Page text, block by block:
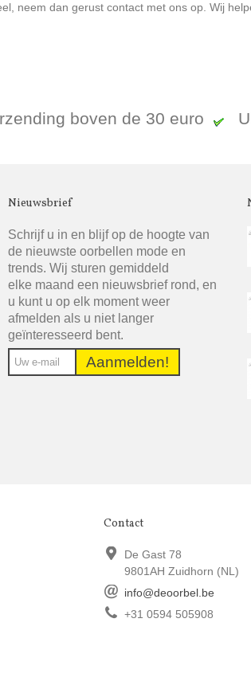
neem dan gerust contact met ons op. Wij
boven de 30 euro
Nieuwsbrief
Schrijf u in en blijf op de hoogte van
de nieuwste oorbellen mode en
trends. Wij sturen gemiddeld
elke maand een nieuwsbrief rond, en
u kunt u op elk moment weer
afmelden als u niet langer
geïnteresseerd bent.
Aanmelden!
Contact
De Gast 78
9801AH Zuidhorn (NL)
info@deoorbel.be
+31 0594 505908